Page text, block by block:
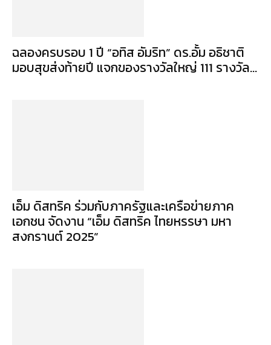
ฉลองครบรอบ 1 ปี “อทิส อัมริท” ดร.อั้ม อธิชาติ
มอบสุขส่งท้ายปี แจกของรางวัลใหญ่ 111 รางวัล...
เอ็ม ดิสทริค ร่วมกับภาครัฐและเครือข่ายภาค
เอกชน จัดงาน “เอ็ม ดิสทริค ไทยหรรษา มหา
สงกรานต์ 2025”